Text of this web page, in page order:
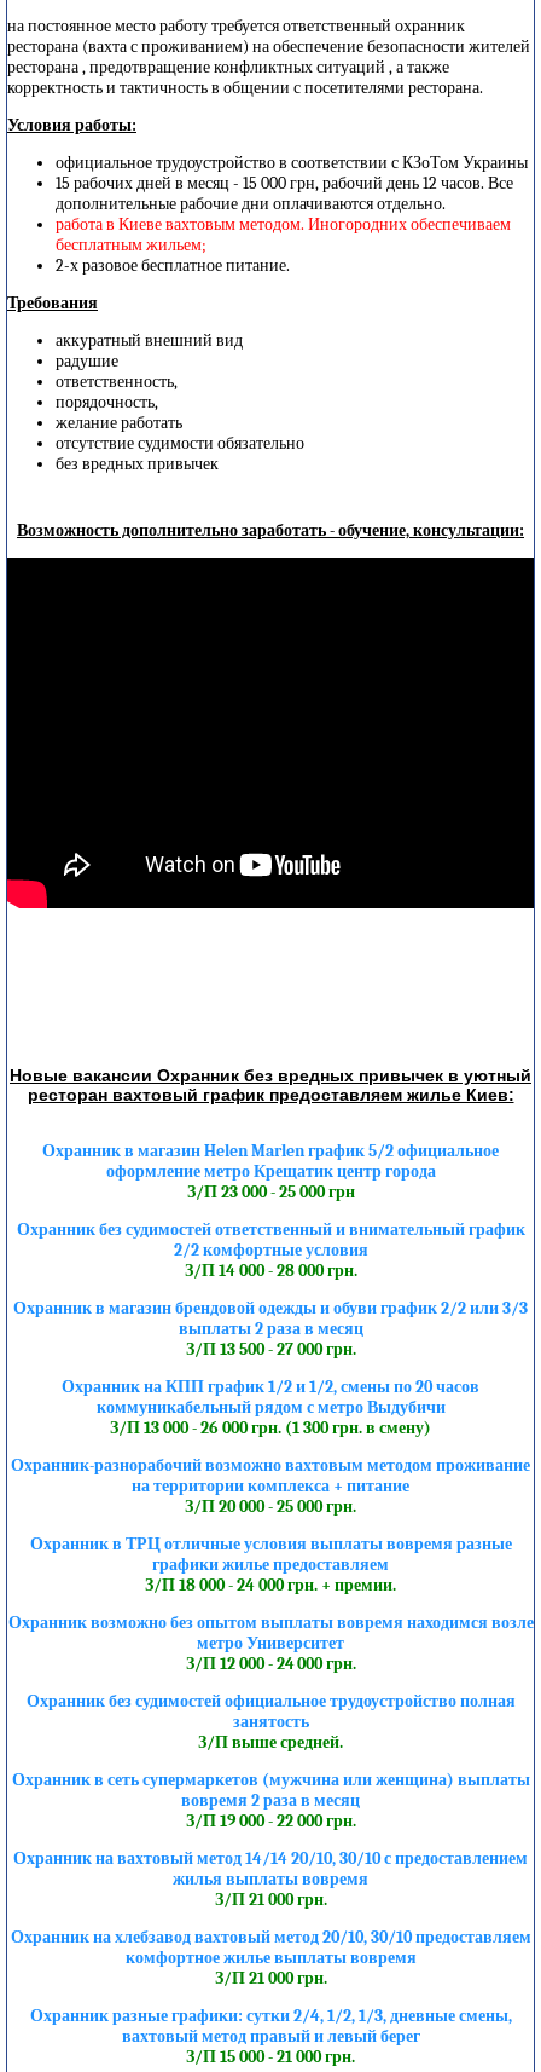
на постоянное место работу требуется ответственный охранник
ресторана (вахта с проживанием) на обеспечение безопасности жителей
ресторана , предотвращение конфликтных ситуаций , а также
корректность и тактичность в общении с посетителями ресторана.
Условия работы:
официальное трудоустройство в соответствии с КЗоТом Украины
15 рабочих дней в месяц - 15 000 грн, рабочий день 12 часов. Все
дополнительные рабочие дни оплачиваются отдельно.
работа в Киеве вахтовым методом. Иногородних обеспечиваем
бесплатным жильем;
2-х разовое бесплатное питание.
Требования
аккуратный внешний вид
радушие
ответственность,
порядочность,
желание работать
отсутствие судимости обязательно
без вредных привычек
Возможность дополнительно заработать - обучение, консультации:
Новые вакансии Охранник без вредных привычек в уютный
ресторан вахтовый график предоставляем жилье Киев:
Охранник в магазин Helen Marlen график 5/2 официальное
оформление метро Крещатик центр города
З/П 23 000 - 25 000 грн
Охранник без судимостей ответственный и внимательный график
2/2 комфортные условия
З/П 14 000 - 28 000 грн.
Охранник в магазин брендовой одежды и обуви график 2/2 или 3/3
выплаты 2 раза в месяц
З/П 13 500 - 27 000 грн.
Охранник на КПП график 1/2 и 1/2, смены по 20 часов
коммуникабельный рядом с метро Выдубичи
З/П 13 000 - 26 000 грн. (1 300 грн. в смену)
Охранник-разнорабочий возможно вахтовым методом проживание
на территории комплекса + питание
З/П 20 000 - 25 000 грн.
Охранник в ТРЦ отличные условия выплаты вовремя разные
графики жилье предоставляем
З/П 18 000 - 24 000 грн. + премии.
Охранник возможно без опытом выплаты вовремя находимся возле
метро Университет
З/П 12 000 - 24 000 грн.
Охранник без судимостей официальное трудоустройство полная
занятость
З/П выше средней.
Охранник в сеть супермаркетов (мужчина или женщина) выплаты
вовремя 2 раза в месяц
З/П 19 000 - 22 000 грн.
Охранник на вахтовый метод 14/14 20/10, 30/10 с предоставлением
жилья выплаты вовремя
З/П 21 000 грн.
Охранник на хлебзавод вахтовый метод 20/10, 30/10 предоставляем
комфортное жилье выплаты вовремя
З/П 21 000 грн.
Охранник разные графики: сутки 2/4, 1/2, 1/3, дневные смены,
вахтовый метод правый и левый берег
З/П 15 000 - 21 000 грн.